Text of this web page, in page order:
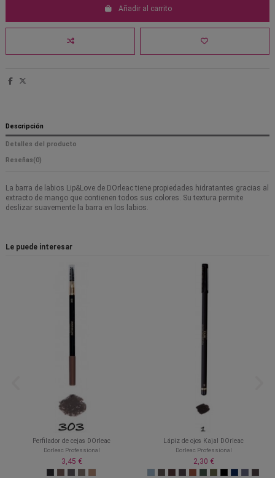
Añadir al carrito
Descripción
Detalles del producto
Reseñas(0)
La barra de labios Lip&Love de DOrleac tiene propiedades hidratantes gracias al
extracto de mango que contienen todos sus colores. Su textura permite
deslizar suavemente la barra en los labios.
Le puede interesar
Perfilador de cejas DOrleac
Dorleac Professional
3,45 €
Lápiz de ojos Kajal DOrleac
Dorleac Professional
2,30 €